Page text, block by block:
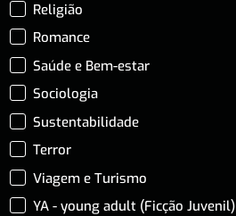
Religião
Romance
Saúde e Bem-estar
Sociologia
Sustentabilidade
Terror
Viagem e Turismo
YA - young adult (Ficção Juvenil)